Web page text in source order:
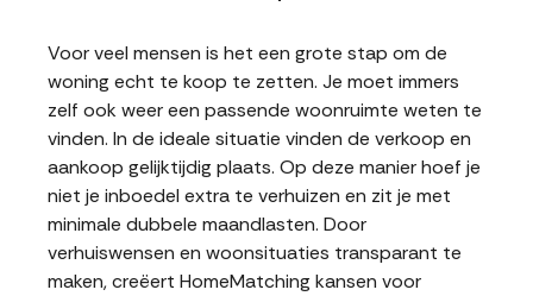
Voor veel mensen is het een grote stap om de
woning echt te koop te zetten. Je moet immers
zelf ook weer een passende woonruimte weten te
vinden. In de ideale situatie vinden de verkoop en
aankoop gelijktijdig plaats. Op deze manier hoef je
niet je inboedel extra te verhuizen en zit je met
minimale dubbele maandlasten. Door
verhuiswensen en woonsituaties transparant te
maken, creëert HomeMatching kansen voor